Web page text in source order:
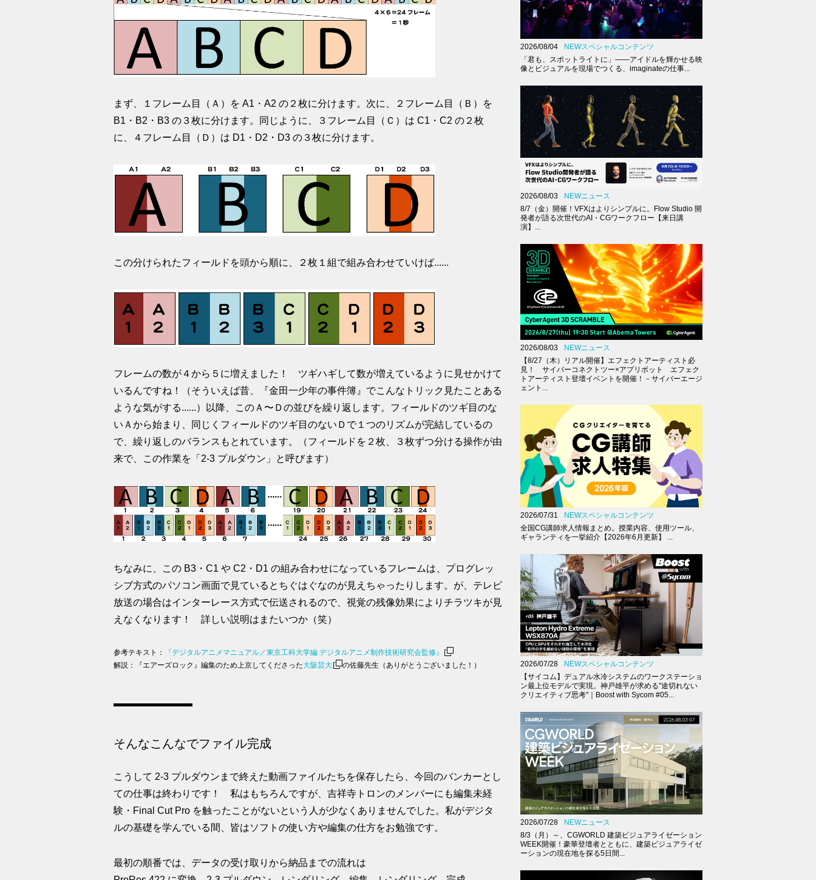
まず、１フレーム目（Ａ）を A1・A2 の２枚に分けます。次に、２フレーム目（Ｂ）を
B1・B2・B3 の３枚に分けます。同じように、３フレーム目（Ｃ）は C1・C2 の２枚
に、４フレーム目（Ｄ）は D1・D2・D3 の３枚に分けます。
この分けられたフィールドを頭から順に、２枚１組で組み合わせていけば......
フレームの数が４から５に増えました！ ツギハギして数が増えているように見せかけて
いるんですね！（そういえば昔、『金田一少年の事件簿』でこんなトリック見たことある
ような気がする......）以降、このＡ〜Ｄの並びを繰り返します。フィールドのツギ目のな
いＡから始まり、同じくフィールドのツギ目のないＤで１つのリズムが完結しているの
で、繰り返しのバランスもとれています。（フィールドを２枚、３枚ずつ分ける操作が由
来で、この作業を「2-3 プルダウン」と呼びます）
ちなみに、この B3・C1 や C2・D1 の組み合わせになっているフレームは、プログレッ
シブ方式のパソコン画面で見ているとちぐはぐなのが見えちゃったりします。が、テレビ
放送の場合はインターレース方式で伝送されるので、視覚の残像効果によりチラツキが見
えなくなります！ 詳しい説明はまたいつか（笑）
参考テキスト：
『デジタルアニメマニュアル／東京工科大学編 デジタルアニメ制作技術研究会監修』
解説：『エアーズロック』編集のため上京してくださった大阪芸大 の佐藤先生（ありがとうございました！）
そんなこんなでファイル完成
こうして 2-3 プルダウンまで終えた動画ファイルたちを保存したら、今回のバンカーとし
ての仕事は終わりです！ 私はもちろんですが、吉祥寺トロンのメンバーにも編集未経
験・Final Cut Pro を触ったことがないという人が少なくありませんでした。私がデジタ
ルの基礎を学んでいる間、皆はソフトの使い方や編集の仕方をお勉強です。
最初の順番では、データの受け取りから納品までの流れは
2026/08/04
NEWスペシャルコンテンツ
「君も、スポットライトに」――アイドルを輝かせる映
像とビジュアルを現場でつくる、imaginateの仕事...
2026/08/03
NEWニュース
8/7（金）開催！VFXはよりシンプルに。Flow Studio 開
発者が語る次世代のAI・CGワークフロー【来日講
演】...
2026/08/03
NEWニュース
【8/27（木）リアル開催】エフェクトアーティスト必
見！ サイバーコネクトツー×アプリボット エフェク
トアーティスト登壇イベントを開催！－サイバーエージ
ェント...
2026/07/31
NEWスペシャルコンテンツ
全国CG講師求人情報まとめ。授業内容、使用ツール、
ギャランティを一挙紹介【2026年6月更新】 ...
2026/07/28
NEWスペシャルコンテンツ
【サイコム】デュアル水冷システムのワークステーショ
ン最上位モデルで実現。神戸雄平が求める"途切れない
クリエイティブ思考"｜Boost with Sycom #05...
2026/07/28
NEWニュース
8/3（月）～、CGWORLD 建築ビジュアライゼーション
WEEK開催！豪華登壇者とともに、建築ビジュアライゼ
ーションの現在地を探る5日間...